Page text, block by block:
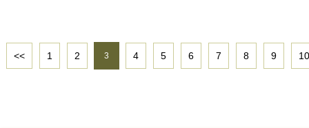
<< 1 2 3 4 5 6 7 8 9 10